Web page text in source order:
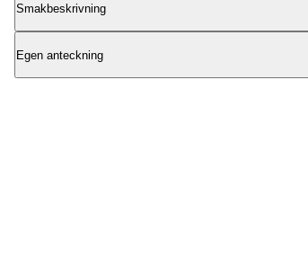
Smakbeskrivning
Egen anteckning